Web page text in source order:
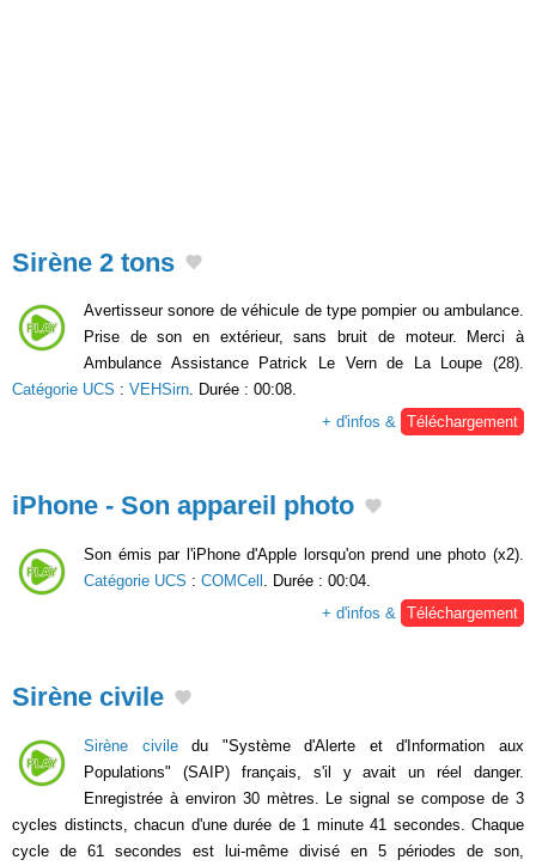
Sirène 2 tons
Avertisseur sonore de véhicule de type pompier ou ambulance.
Prise de son en extérieur, sans bruit de moteur. Merci à
Ambulance Assistance Patrick Le Vern de La Loupe (28).
Catégorie UCS : VEHSirn. Durée : 00:08.
+ d'infos & Téléchargement
iPhone - Son appareil photo
Son émis par l'iPhone d'Apple lorsqu'on prend une photo (x2).
Catégorie UCS : COMCell
. Durée : 00:04.
+ d'infos &
Téléchargement
Sirène civile
Sirène civiledu "Système d'Alerte et d'Information aux
Populations" (SAIP) français, s'il y avait un réel danger.
Enregistrée à environ 30 mètres. Le signal se compose de 3
cycles distincts, chacun d'une durée de 1 minute 41 secondes. Chaque
cycle de 61 secondes est lui-même divisé en 5 périodes de son,